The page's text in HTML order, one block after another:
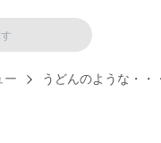
ー うどんのような・・